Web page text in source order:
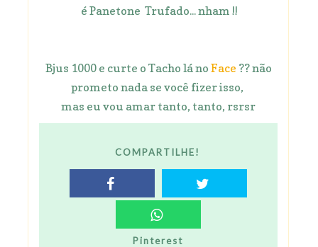
é Panetone Trufado... nham !!
Bjus 1000 e curte o Tacho lá no Face ?? não
prometo nada se você fizer isso,
mas eu vou amar tanto, tanto, rsrsr
COMPARTILHE!
Pinterest